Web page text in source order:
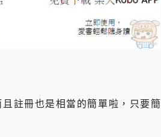
註冊也是相當的簡單啦，只要簡